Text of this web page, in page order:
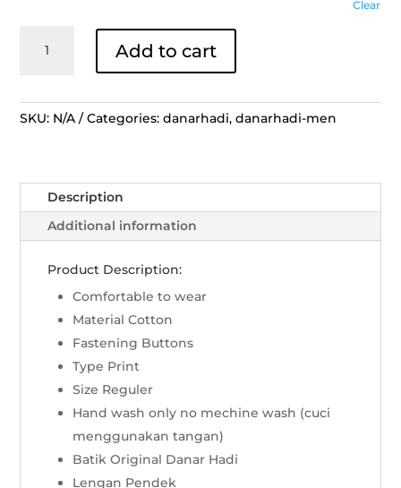
Clear
Batik
Tambal
Cream
quantity
Add to cart
SKU: N/A Categories: danarhadi,danarhadi-men
Description
Additional information
Product Description:
Comfortable to wear
Material Cotton
Fastening Buttons
Type Print
Size Reguler
Hand wash only no mechine wash (cuci
menggunakan tangan)
Batik Original Danar Hadi
Lengan Pendek